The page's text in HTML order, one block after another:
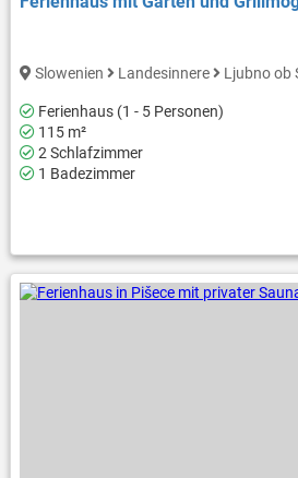
Slowenien Landesinnere Ljubno ob
Ferienhaus (1 - 5 Personen)
115 m²
2 Schlafzimmer
1 Badezimmer